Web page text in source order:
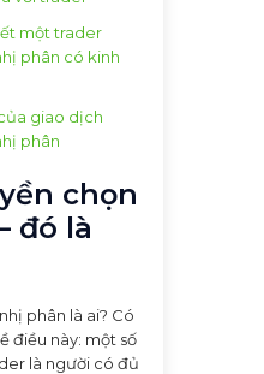
một trader
phân có kinh
giao dịch
phân
chọn
đó là
phân là ai? Có
điều này: một số
là người có đủ